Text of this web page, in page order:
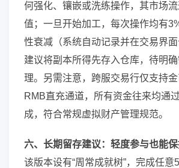
何强化、镶嵌或洗练操作，其市场
值；一旦开始加工，每次操作均有
性衰减（系统自动记录并在交易界面
建议将副本所得先存入仓库，待明
理。另需注意，跨服交易行仅支持
RMB直充通道，所有资金往来均通
成，符合常规虚拟财产管理规范。
六、长期留存建议：轻度参与也能
该版本设有“周常成就树”，完成任意